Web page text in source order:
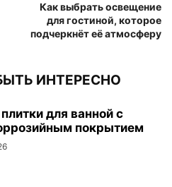
Как выбрать освещение
для гостиной, которое
подчеркнёт её атмосферу
ИНТЕРЕСНО
для ванной с
покрытием